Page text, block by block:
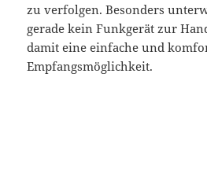
zu verfolgen. Besonders
gerade kein Funkgerät zur
damit eine einfache und
Empfangsmöglichkeit.